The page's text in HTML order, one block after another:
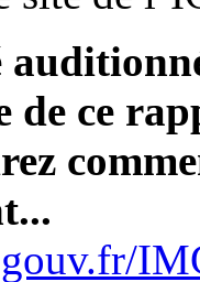
de ce